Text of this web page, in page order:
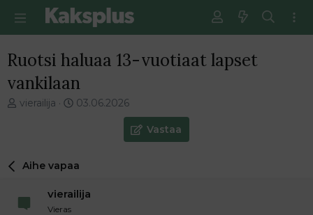
Ruotsi haluaa 13-vuotiaat lapset
vankilaan
V
e
t
vierailija
E
m
i
03.06.2026
Vastaa
Aihe vapaa
vierailija
Vieras